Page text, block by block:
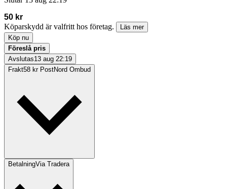
50 kr
Köparskydd är valfritt hos företag.
Läs mer
Köp nu
Föreslå pris
Avslutas13 aug 22:19
Frakt58 kr PostNord Ombud
BetalningVia Tradera